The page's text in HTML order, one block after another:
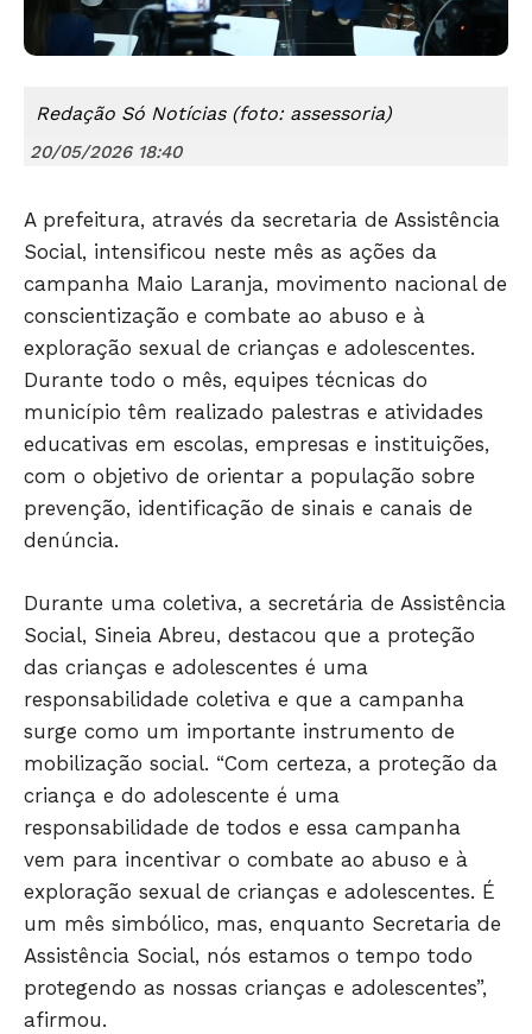
Só Notícias
Redação Só Notícias (foto: assessoria)
20/05/2026 18:40
A prefeitura, através da secretaria de Assistência
Social, intensificou neste mês as ações da
campanha Maio Laranja, movimento nacional de
conscientização e combate ao abuso e à
exploração sexual de crianças e adolescentes.
Durante todo o mês, equipes técnicas do
município têm realizado palestras e atividades
educativas em escolas, empresas e instituições,
com o objetivo de orientar a população sobre
prevenção, identificação de sinais e canais de
denúncia.
Durante uma coletiva, a secretária de Assistência
Social, Sineia Abreu, destacou que a proteção
das crianças e adolescentes é uma
responsabilidade coletiva e que a campanha
surge como um importante instrumento de
mobilização social. “Com certeza, a proteção da
criança e do adolescente é uma
responsabilidade de todos e essa campanha
vem para incentivar o combate ao abuso e à
exploração sexual de crianças e adolescentes. É
um mês simbólico, mas, enquanto Secretaria de
Assistência Social, nós estamos o tempo todo
protegendo as nossas crianças e adolescentes”,
afirmou.